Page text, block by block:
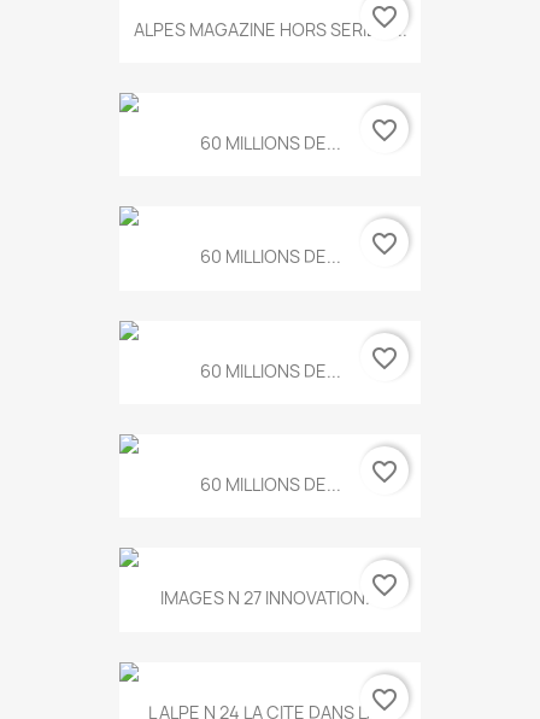
ALPES MAGAZINE HORS SERIE N...
favorite_border
60 MILLIONS DE... favorite_border
60 MILLIONS DE... favorite_border
60 MILLIONS DE... favorite_border
60 MILLIONS DE... favorite_border
IMAGES N 27 INNOVATION...favorite_border
L ALPE N 24 LA CITE DANS LA...
favorite_border